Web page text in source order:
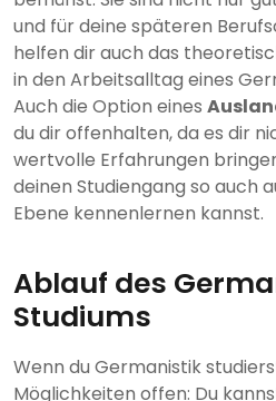
und für deine späteren
helfen dir auch das
in den Arbeitsalltag eines
Auch die Option eines
du dir offenhalten, da es dir
wertvolle Erfahrungen
deinen Studiengang so auch
Ebene kennenlernen kannst.
Ablauf des
Studiums
Wenn du Germanistik
Möglichkeiten offen: Du